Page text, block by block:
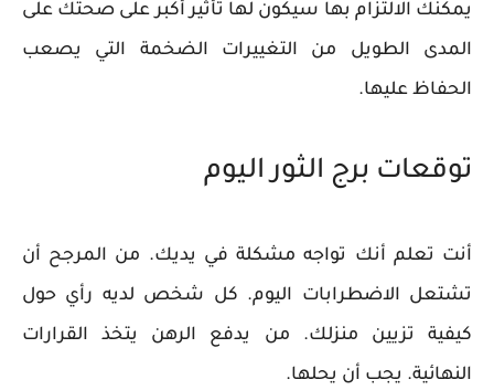
يمكنك الالتزام بها سيكون لها تأثير أكبر على صحتك على
المدى الطويل من التغييرات الضخمة التي يصعب
الحفاظ عليها.
توقعات برج الثور اليوم
أنت تعلم أنك تواجه مشكلة في يديك. من المرجح أن
تشتعل الاضطرابات اليوم. كل شخص لديه رأي حول
كيفية تزيين منزلك. من يدفع الرهن يتخذ القرارات
النهائية. يجب أن يحلها.